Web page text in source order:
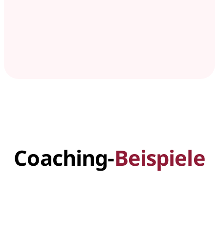
Coaching-Beispiele